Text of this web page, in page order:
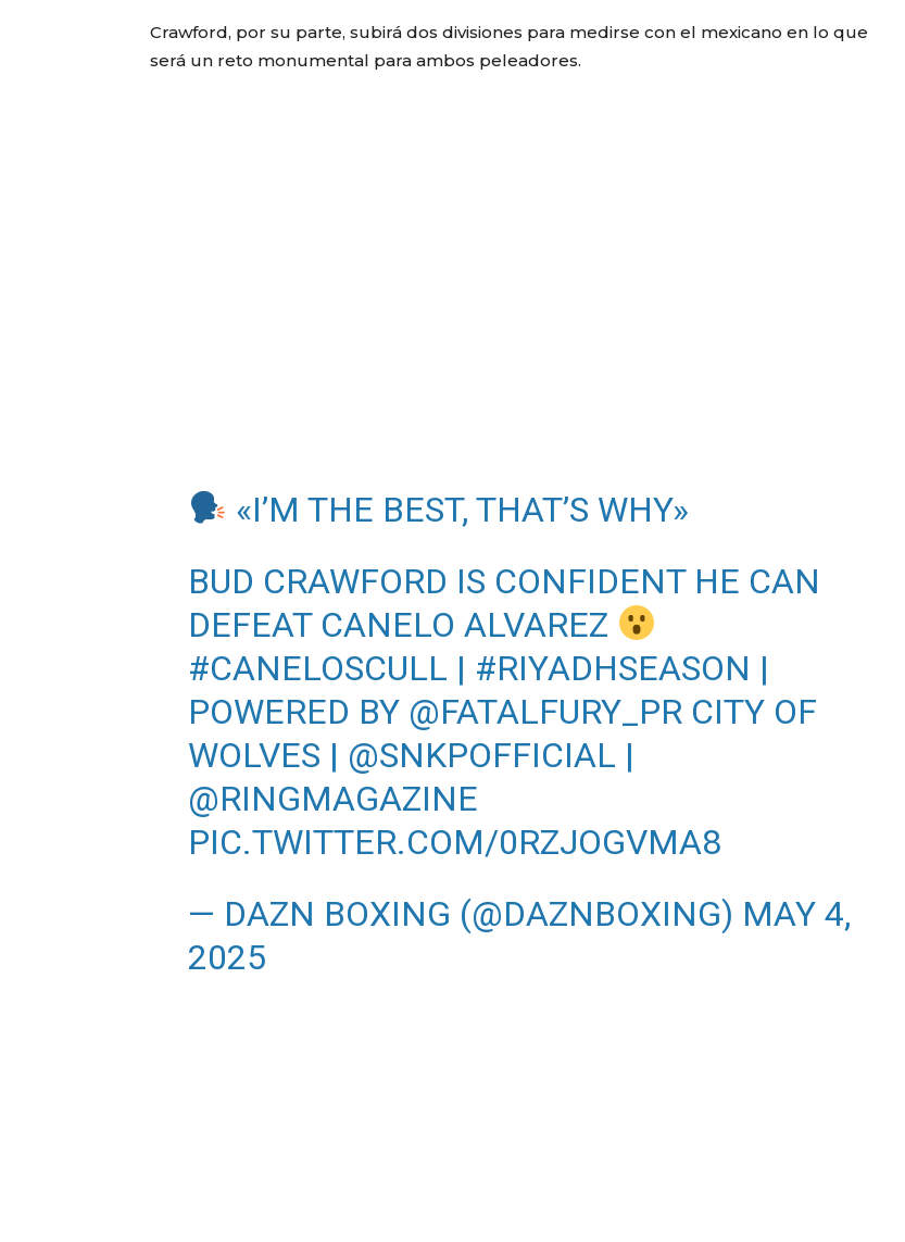
Crawford, por su parte, subirá dos divisiones para medirse con el mexicano en lo que
será un reto monumental para ambos peleadores.
«I’M THE BEST, THAT’S WHY»
BUD CRAWFORD IS CONFIDENT HE CAN
DEFEAT CANELO ALVAREZ
#CANELOSCULL | #RIYADHSEASON |
POWERED BY @FATALFURY_PRCITY OF
WOLVES | @SNKPOFFICIAL |
@RINGMAGAZINE
PIC.TWITTER.COM/0RZJOGVMA8
— DAZN BOXING (@DAZNBOXING) MAY 4,
2025